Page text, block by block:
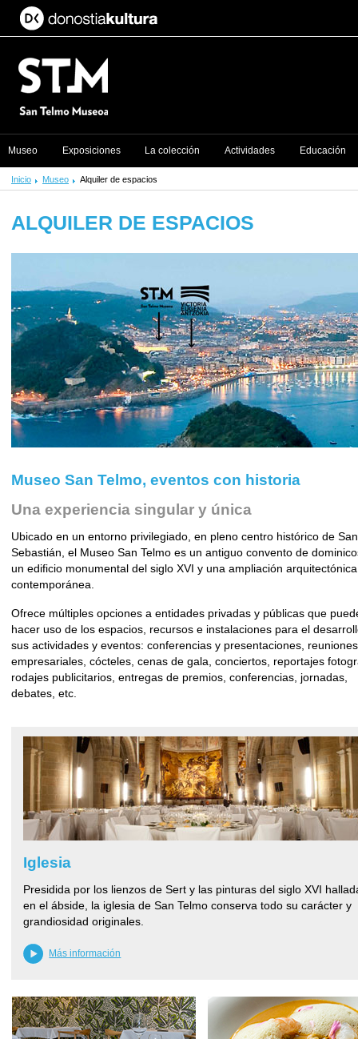
Inicio Museo Alquiler de espacios
ALQUILER DE ESPACIOS
Museo San Telmo, eventos con historia
Una experiencia singular y única
Ubicado en un entorno privilegiado, en pleno centro histórico de San
Sebastián, el Museo San Telmo es un antiguo convento de
un edificio monumental del siglo XVI y una ampliación arquitectónica
contemporánea.
Ofrece múltiples opciones a entidades privadas y públicas que
hacer uso de los espacios, recursos e instalaciones para el
sus actividades y eventos: conferencias y presentaciones, reuniones
empresariales, cócteles, cenas de gala, conciertos, reportajes
rodajes publicitarios, entregas de premios, conferencias, jornadas,
debates, etc.
Iglesia
Presidida por los lienzos de Sert y las pinturas del siglo XVI
en el ábside, la iglesia de San Telmo conserva todo su carácter y
grandiosidad originales.
Más información
Museo Exposiciones La colección Actividades Educación